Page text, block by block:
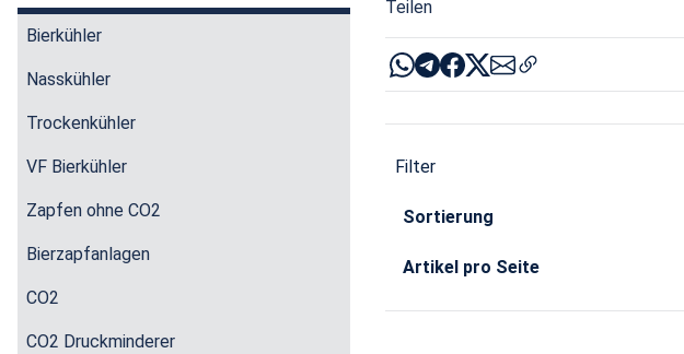
Teilen
Filter
Sortierung
Artikel pro Seite
Bierkühler
Nasskühler
Trockenkühler
VF Bierkühler
Zapfen ohne CO2
Bierzapfanlagen
CO2
CO2 Druckminderer